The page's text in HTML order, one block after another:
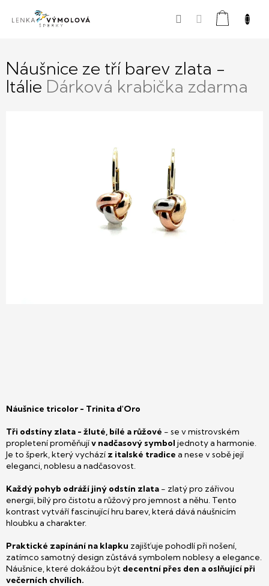
Nákupní
Náušnice ze tří barev zlata -
Itálie Dárková krabička zdarma
Náušnice tricolor - Trinita d'Oro
Tři odstíny zlata - žluté, bílé a růžové - se v mistrovském
propletení proměňujív nadčasový symbol jednoty a harmonie.
Je to šperk, který vychází z italské tradice a nese v sobě její
eleganci, noblesu a nadčasovost.
Každý pohyb odráží jiný odstín zlata - zlatý pro zářivou
energii, bílý pro čistotu a růžový pro jemnost a něhu. Tento
kontrast vytváří fascinující hru barev, která dává náušnicím
hloubku a charakter.
Praktické zapínání na klapku zajišťuje pohodlí při nošení,
zatímco samotný design zůstává symbolem noblesy a elegance.
Náušnice, které dokážou být decentní přes den a oslňující při
večerních chvílích.